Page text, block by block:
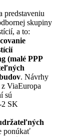
predstaveniu
skupiny
a to:
(malé PPP
. Návrhy
ViaEuropa
sú
2 SK
ponúkať